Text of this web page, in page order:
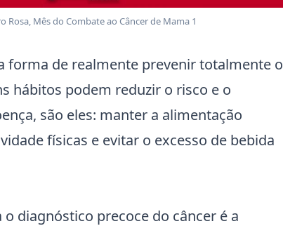
Rosa, Mês do Combate ao Câncer de Mama 1
forma de realmente prevenir totalmente o
hábitos podem reduzir o risco e o
são eles: manter a alimentação
físicas e evitar o excesso de bebida
diagnóstico precoce do câncer é a